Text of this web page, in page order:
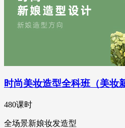
时尚美妆造型全科班（美妆
480课时
全场景新娘妆发造型